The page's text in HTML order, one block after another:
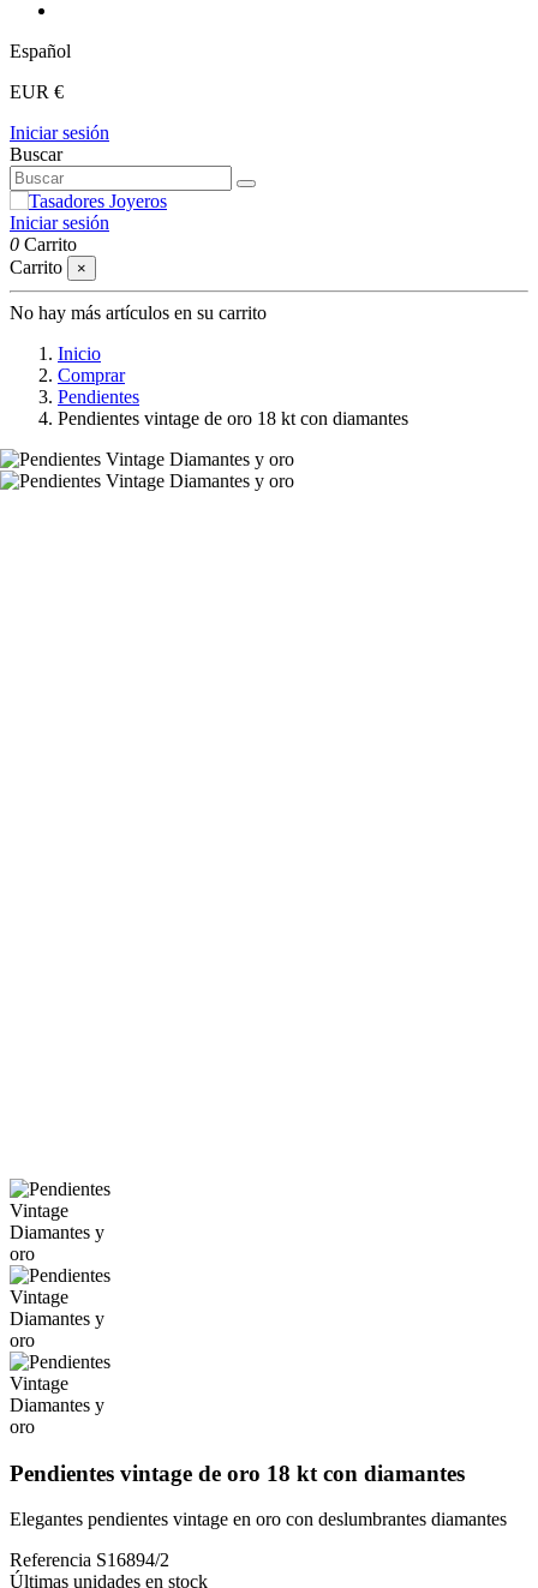
Español
EUR €
Iniciar sesión
Buscar
Iniciar sesión
0 Carrito
Carrito
×
No hay más artículos en su carrito
Inicio
Comprar
Pendientes
Pendientes vintage de oro 18 kt con diamantes
Pendientes vintage de oro 18 kt con diamantes
Elegantes pendientes vintage en oro con deslumbrantes diamantes
Referencia S16894/2
Últimas unidades en stock